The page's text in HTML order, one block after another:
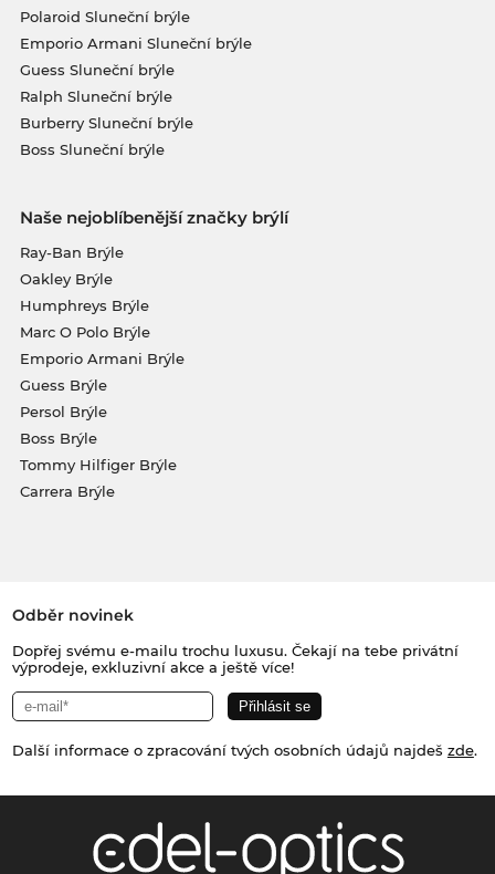
Polaroid Sluneční brýle
Emporio Armani Sluneční brýle
Guess Sluneční brýle
Ralph Sluneční brýle
Burberry Sluneční brýle
Boss Sluneční brýle
Naše nejoblíbenější značky brýlí
Ray-Ban Brýle
Oakley Brýle
Humphreys Brýle
Marc O Polo Brýle
Emporio Armani Brýle
Guess Brýle
Persol Brýle
Boss Brýle
Tommy Hilfiger Brýle
Carrera Brýle
Odběr novinek
Dopřej svému e-mailu trochu luxusu. Čekají na tebe privátní
výprodeje, exkluzivní akce a ještě více!
Další informace o zpracování tvých osobních údajů najdeš zde.